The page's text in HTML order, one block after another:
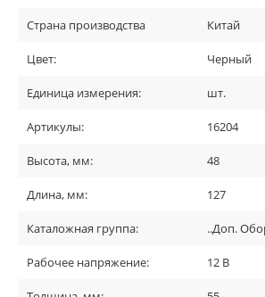
Страна производства Китай
Цвет: Черный
Единица измерения: шт.
Артикулы: 16204
Высота, мм: 48
Длина, мм: 127
Каталожная группа: ..Доп.
Рабочее напряжение: 12 В